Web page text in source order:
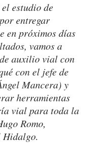
estudio de
entregar
en próximos días
vamos a
auxilio vial con
con el jefe de
Mancera) y
herramientas
vial para toda la
Romo,
Hidalgo.